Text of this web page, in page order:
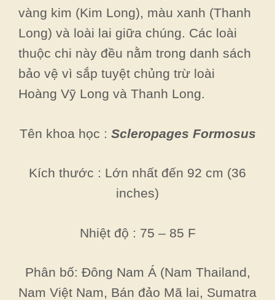
vàng kim (Kim Long), màu xanh (Thanh
Long) và loài lai giữa chúng. Các loài
thuộc chi này đều nằm trong danh sách
bảo vệ vì sắp tuyệt chủng trừ loài
Hoàng Vỹ Long và Thanh Long.
Tên khoa học : Scleropages Formosus
Kích thước : Lớn nhất đến 92 cm (36
inches)
Nhiệt độ : 75 – 85 F
Phân bố: Đông Nam Á (Nam Thailand,
Nam Việt Nam, Bán đảo Mã lai, Sumatra